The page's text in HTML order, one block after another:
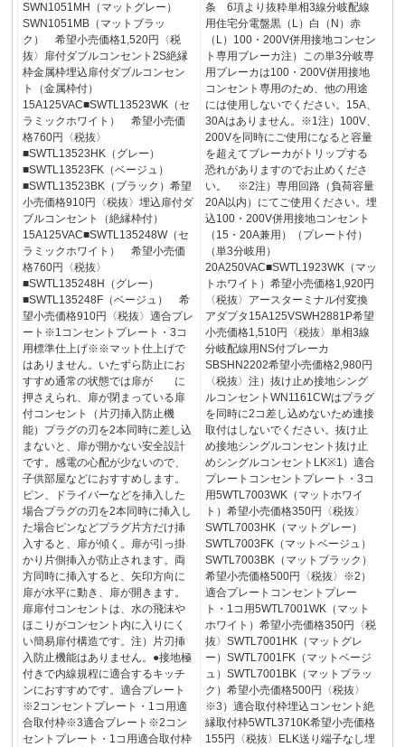
SWN1051MH（マットグレー）
SWN1051MB（マットブラッ
ク） 希望小売価格1,520円〈税
抜〉扉付ダブルコンセント2S絶縁
枠金属枠埋込扉付ダブルコンセン
ト（金属枠付）
15A125VAC■SWTL13523WK（セ
ラミックホワイト） 希望小売価
格760円〈税抜〉
■SWTL13523HK（グレー）
■SWTL13523FK（ベージュ）
■SWTL13523BK（ブラック）希望
小売価格910円〈税抜〉埋込扉付ダ
ブルコンセント（絶縁枠付）
15A125VAC■SWTL135248W（セ
ラミックホワイト） 希望小売価
格760円〈税抜〉
■SWTL135248H（グレー）
■SWTL135248F（ベージュ） 希
望小売価格910円〈税抜〉適合プレ
ート※1コンセントプレート・3コ
用標準仕上げ※※マット仕上げで
はありません。いたずら防止にお
すすめ通常の状態では扉が に
押さえられ、扉が閉まっている扉
付コンセント（片刃挿入防止機
能）プラグの刃を2本同時に差し込
まないと、扉が開かない安全設計
です。感電の心配が少ないので、
子供部屋などにおすすめします。
ピン、ドライバーなどを挿入した
場合プラグの刃を2本同時に挿入し
た場合ピンなどプラグ片方だけ挿
入すると、扉が傾く。扉が引っ掛
かり片側挿入が防止されます。両
方同時に挿入すると、矢印方向に
扉が水平に動き、扉が開きます。
扉扉付コンセントは、水の飛沫や
ほこりがコンセント内に入りにく
い簡易扉付構造です。注）片刃挿
入防止機能はありません。●接地極
付きで内線規程に適合するキッチ
ンにおすすめです。適合プレート
※2コンセントプレート・1コ用適
合取付枠※3適合プレート※2コン
セントプレート・1コ用適合取付枠
条 6項より抜粋単相3線分岐配線
用住宅分電盤黒（L）白（N）赤
（L）100・200V併用接地コンセン
ト専用ブレーカ注）この単3分岐専
用ブレーカは100・200V併用接地
コンセント専用のため、他の用途
には使用しないでください。15A、
30Aはありません。※1注）100V、
200Vを同時にご使用になると容量
を超えてブレーカがトリップする
恐れがありますのでお止めくださ
い。 ※2注）専用回路（負荷容量
20A以内）にてご使用ください。埋
込100・200V併用接地コンセント
（15・20A兼用）（プレート付）
（単3分岐用）
20A250VAC■SWTL1923WK（マッ
トホワイト）希望小売価格1,920円
〈税抜〉アースターミナル付変換
アダプタ15A125VSWH2881P希望
小売価格1,510円〈税抜〉単相3線
分岐配線用NS付ブレーカ
SBSHN2202希望小売価格2,980円
〈税抜〉注）抜け止め接地シング
ルコンセントWN1161CWはプラグ
を同時に2コ差し込めないため連接
取付はしないでください。抜け止
め接地シングルコンセント抜け止
めシングルコンセントLK※1）適合
プレートコンセントプレート・3コ
用5WTL7003WK（マットホワイ
ト）希望小売価格350円〈税抜〉
SWTL7003HK（マットグレー）
SWTL7003FK（マットベージュ）
SWTL7003BK（マットブラック）
希望小売価格500円〈税抜〉※2）
適合プレートコンセントプレー
ト・1コ用5WTL7001WK（マット
ホワイト）希望小売価格350円〈税
抜〉SWTL7001HK（マットグレ
ー）SWTL7001FK（マットベージ
ュ）SWTL7001BK（マットブラッ
ク）希望小売価格500円〈税抜〉
※3）適合取付枠埋込コンセント絶
縁取付枠5WTL3710K希望小売価格
155円〈税抜〉ELK送り端子なし埋